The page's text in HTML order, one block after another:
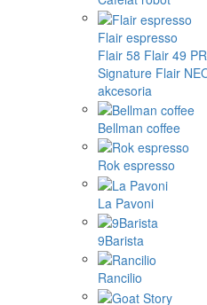
Flair espresso
Flair 58 Flair 49
Signature Flair
akcesoria
Bellman coffee
Rok espresso
La Pavoni
9Barista
Rancilio